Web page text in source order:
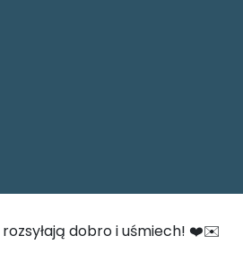
rozsyłają dobro i uśmiech! ❤️✉️